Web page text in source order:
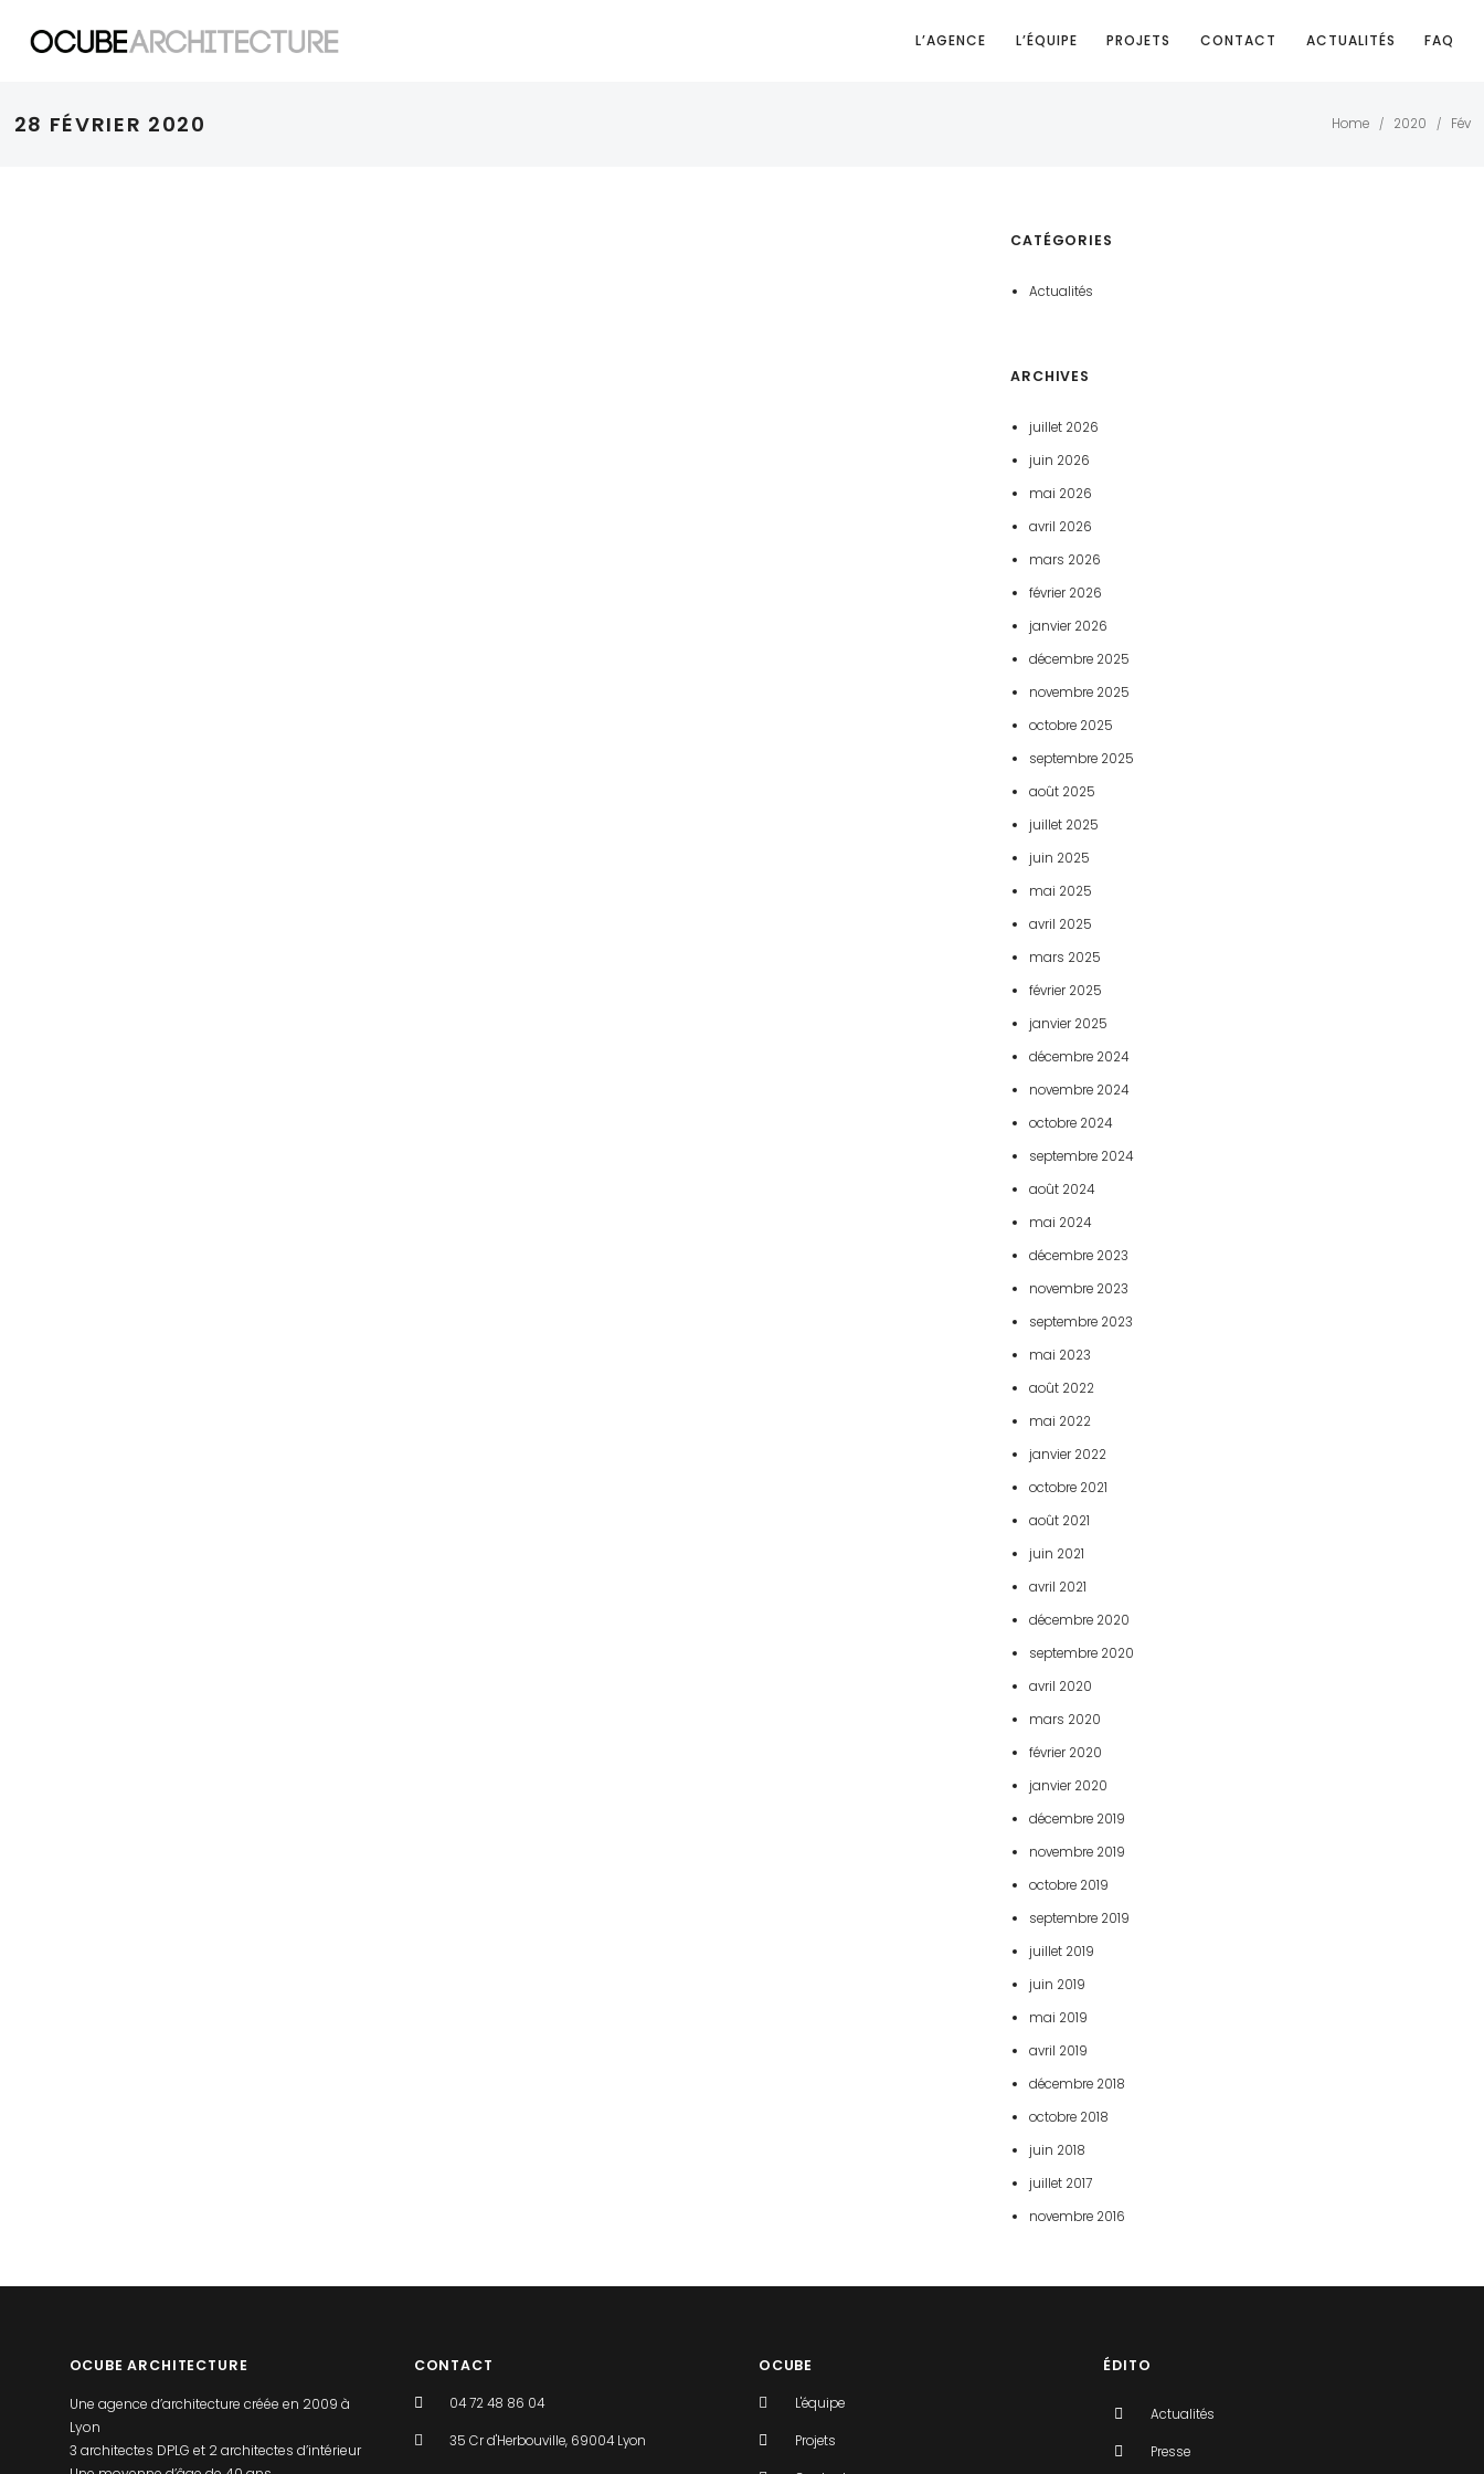
L’AGENCE L’ÉQUIPE PROJETS CONTACT ACTUALITÉS FAQ
28 FÉVRIER 2020 Home / 2020 / Fév
CATÉGORIES
Actualités
ARCHIVES
juillet 2026
juin 2026
mai 2026
avril 2026
mars 2026
février 2026
janvier 2026
décembre 2025
novembre 2025
octobre 2025
septembre 2025
août 2025
juillet 2025
juin 2025
mai 2025
avril 2025
mars 2025
février 2025
janvier 2025
décembre 2024
novembre 2024
octobre 2024
septembre 2024
août 2024
mai 2024
décembre 2023
novembre 2023
septembre 2023
mai 2023
août 2022
mai 2022
janvier 2022
octobre 2021
août 2021
juin 2021
avril 2021
décembre 2020
septembre 2020
avril 2020
mars 2020
février 2020
janvier 2020
décembre 2019
novembre 2019
octobre 2019
septembre 2019
juillet 2019
juin 2019
mai 2019
avril 2019
décembre 2018
octobre 2018
juin 2018
juillet 2017
novembre 2016
OCUBE ARCHITECTURE
Une agence d’architecture créée en 2009 à
Lyon
3 architectes DPLG et 2 architectes d’intérieur
CONTACT
04 72 48 86 04
35 Cr d'Herbouville, 69004 Lyon
OCUBE
L'équipe
Projets
ÉDITO
Actualités
Presse